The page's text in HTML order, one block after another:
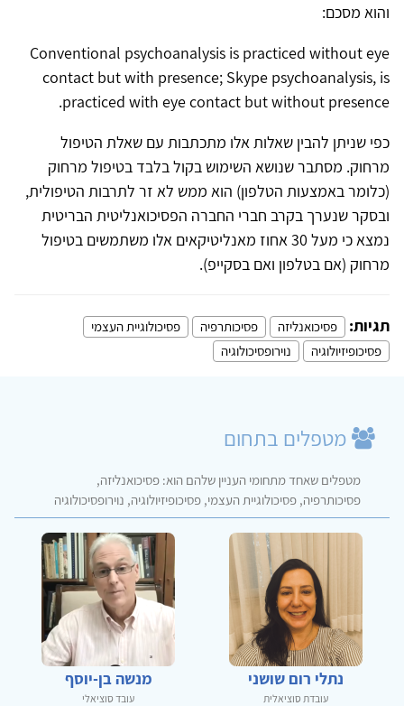
והוא מסכם:
Conventional psychoanalysis is practiced without eye
contact but with presence; Skype psychoanalysis, is
practiced with eye contact but without presence.
כפי שניתן להבין שאלות אלו מתכתבות עם שאלת הטיפול
מרחוק. מסתבר שנושא השימוש בקול בלבד בטיפול מרחוק
(כלומר באמצעות הטלפון) הוא ממש לא זר לתרבות הטיפולית,
ובסקר שנערך בקרב חברי החברה הפסיכואנליטית הבריטית
נמצא כי מעל 30 אחוז מאנליטיקאים אלו משתמשים בטיפול
מרחוק (אם בטלפון ואם בסקייפ).
תגיות: פסיכואנליזה פסיכותרפיה
פסיכולוגיית העצמי
פסיכופיזיולוגיה
נוירופסיכולוגיה
מטפלים בתחום
מטפלים שאחד מתחומי העניין שלהם הוא: פסיכואנליזה,
פסיכותרפיה, פסיכולוגיית העצמי, פסיכופיזיולוגיה, נוירופסיכולוגיה
נתלי רום שושני
עובדת סוציאלית
מנשה בן-יוסף
עובד סוציאלי